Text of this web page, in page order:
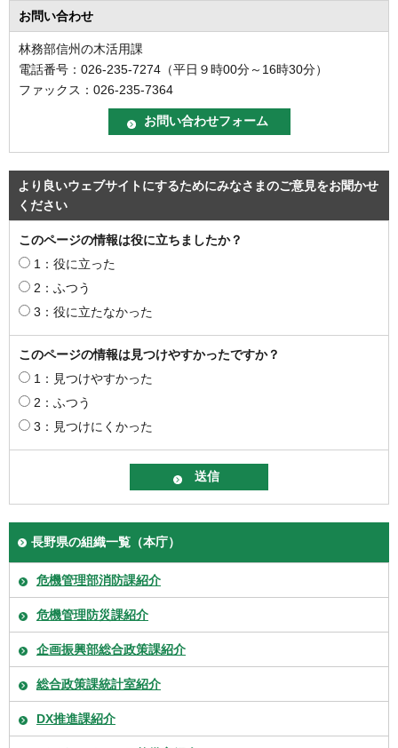
お問い合わせ
林務部信州の木活用課
電話番号：026-235-7274（平日９時00分～16時30分）
ファックス：026-235-7364
より良いウェブサイトにするためにみなさまのご意見をお聞かせ
ください
このページの情報は役に立ちましたか？
1：役に立った
2：ふつう
3：役に立たなかった
このページの情報は見つけやすかったですか？
1：見つけやすかった
2：ふつう
3：見つけにくかった
長野県の組織一覧（本庁）
危機管理部消防課紹介
危機管理防災課紹介
企画振興部総合政策課紹介
総合政策課統計室紹介
DX推進課紹介